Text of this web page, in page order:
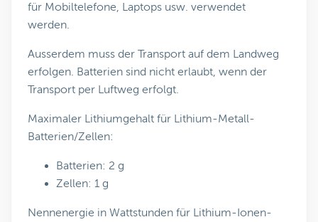
für Mobiltelefone, Laptops usw. verwendet
werden.
Ausserdem muss der Transport auf dem Landweg
erfolgen. Batterien sind nicht erlaubt, wenn der
Transport per Luftweg erfolgt.
Maximaler Lithiumgehalt für Lithium-Metall-
Batterien/Zellen:
Batterien: 2 g
Zellen: 1 g
Nennenergie in Wattstunden für Lithium-Ionen-